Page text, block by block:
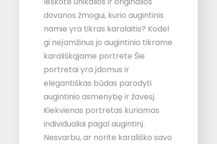
dovanos žmogui, kurio augintinis
namie yra tikras karalaitis? Kodėl
gi neįamžinus jo augintinio tikrame
karališkąjame portrete Šie
portretai yra įdomus ir
elegantiškas būdas parodyti
augintinio asmenybę ir žavesį.
Kiekvienas portretas kuriamas
individualiai pagal augintinį.
Nesvarbu, ar norite karališko savo